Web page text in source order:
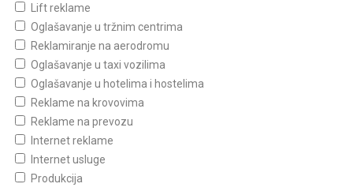
Lift reklame
Oglašavanje u tržnim centrima
Reklamiranje na aerodromu
Oglašavanje u taxi vozilima
Oglašavanje u hotelima i hostelima
Reklame na krovovima
Reklame na prevozu
Internet reklame
Internet usluge
Produkcija